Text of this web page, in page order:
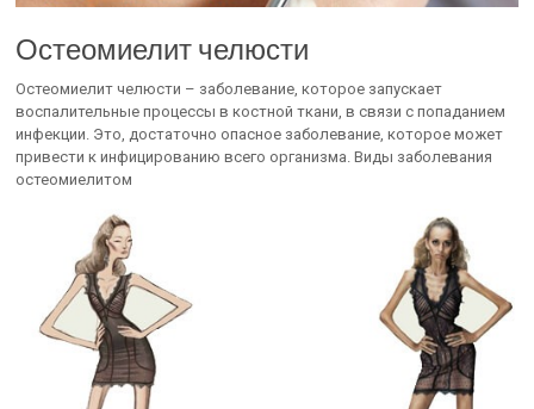
Остеомиелит челюсти
Остеомиелит челюсти – заболевание, которое запускает
воспалительные процессы в костной ткани, в связи с попаданием
инфекции. Это, достаточно опасное заболевание, которое может
привести к инфицированию всего организма. Виды заболевания
остеомиелитом